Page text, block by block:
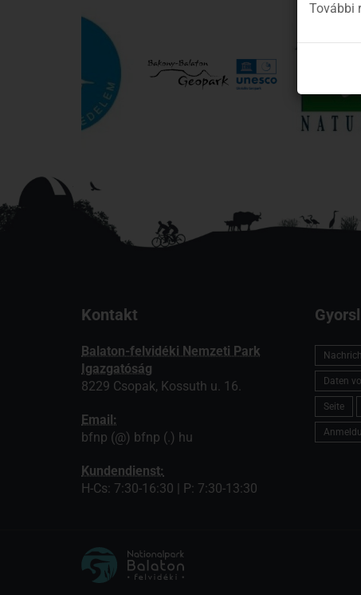
Kontakt
Balaton-felvidéki Nemzeti Park
Igazgatóság
8229 Csopak, Kossuth u. 16.
Email:
bfnp (@) bfnp (.) hu
Kundendienst:
H-Cs: 7:30-16:30 | P: 7:30-13:30
Daten
Seite
További